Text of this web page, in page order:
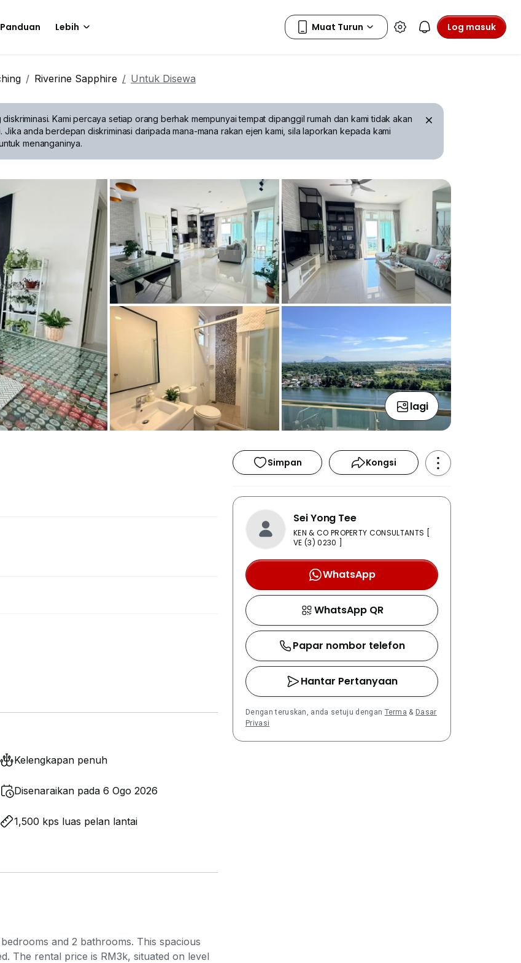
Panduan Lebih Log masuk
Riverine Sapphire Untuk Disewa
diskriminasi.Kami percaya setiap orang berhak mempunyai tempat dipanggil rumah dan kami tidak akan
anda berdepan diskriminasi daripada mana-mana rakan ejen kami, sila laporkan kepada kami
menanganinya.
lagi
Kelengkapan penuh
Disenaraikan pada 6 Ogo 2026
1,500 kps luas pelan lantai
and 2 bathrooms. This spacious
The rental price is RM3k, situated on level
Simpan Kongsi
Sei Yong Tee
KEN & CO PROPERTY CONSULTANTS [
VE (3) 0230 ]
WhatsApp
WhatsApp QR
Papar nombor telefon
Hantar Pertanyaan
Dengan teruskan, anda setuju dengan Terma & Dasar
Privasi